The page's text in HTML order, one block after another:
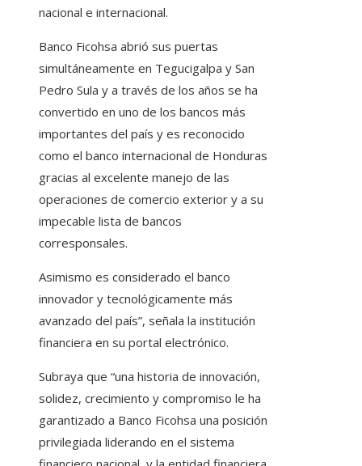
nacional e internacional.
Banco Ficohsa abrió sus puertas
simultáneamente en Tegucigalpa y San
Pedro Sula y a través de los años se ha
convertido en uno de los bancos más
importantes del país y es reconocido
como el banco internacional de Honduras
gracias al excelente manejo de las
operaciones de comercio exterior y a su
impecable lista de bancos
corresponsales.
Asimismo es considerado el banco
innovador y tecnológicamente más
avanzado del país”, señala la institución
financiera en su portal electrónico.
Subraya que “una historia de innovación,
solidez, crecimiento y compromiso le ha
garantizado a Banco Ficohsa una posición
privilegiada liderando en el sistema